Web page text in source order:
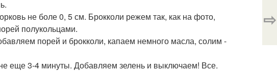
не боле 0, 5 см. Брокколи режем так, как на фото,
полукольцами.
порей и брокколи, капаем немного масла, солим -
еще 3-4 минуты. Добавляем зелень и выключаем! Все.
⇨